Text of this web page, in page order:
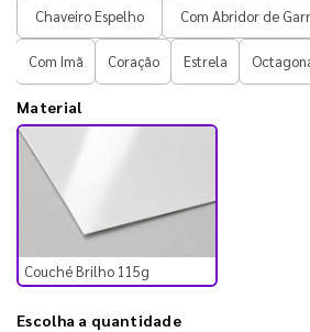
Chaveiro Espelho Com Abridor de
Com Imã Coração Estrela
Material
Couché Brilho 115g
Escolha a quantidade